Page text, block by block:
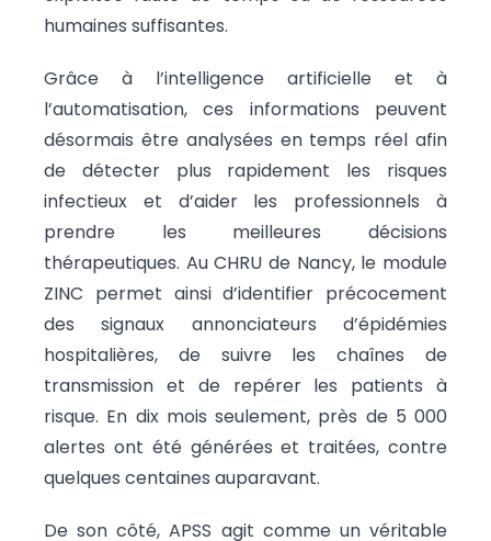
humaines suffisantes.
Grâce à l’intelligence artificielle et à
l’automatisation, ces informations peuvent
désormais être analysées en temps réel afin
de détecter plus rapidement les risques
infectieux et d’aider les professionnels à
prendre les meilleures décisions
thérapeutiques. Au CHRU de Nancy, le module
ZINC permet ainsi d’identifier précocement
des signaux annonciateurs d’épidémies
hospitalières, de suivre les chaînes de
transmission et de repérer les patients à
risque. En dix mois seulement, près de 5 000
alertes ont été générées et traitées, contre
quelques centaines auparavant.
De son côté, APSS agit comme un véritable